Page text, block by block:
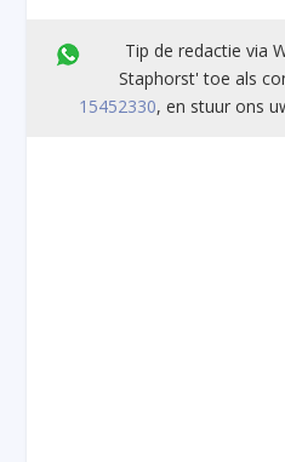
Tip de redactie via
Staphorst' toe als
15452330, en stuur ons